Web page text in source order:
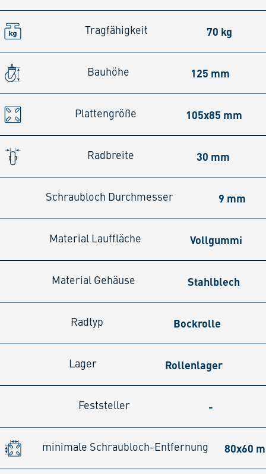
Tragfähigkeit 70 kg
Bauhöhe 125 mm
Plattengröße 105x85 mm
Radbreite 30 mm
Schraubloch Durchmesser 9 mm
Material Lauffläche Vollgummi
Material Gehäuse Stahlblech
Radtyp Bockrolle
Lager Rollenlager
Feststeller -
minimale Schraubloch-Entfernung 80x60